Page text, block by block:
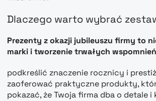
Dlaczego warto wybrać
Prezenty z okazji jubileuszu firmy to
marki i tworzenie trwałych
podkreślić znaczenie rocznicy i
zaoferować praktyczne produkty,
pokazać, że Twoja firma dba o